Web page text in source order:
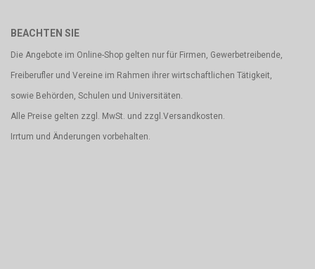
BEACHTEN SIE
Die Angebote im Online-Shop gelten nur für Firmen, Gewerbetreibende,
Freiberufler und Vereine im Rahmen ihrer wirtschaftlichen Tätigkeit,
sowie Behörden, Schulen und Universitäten.
Alle Preise gelten zzgl. MwSt. und zzgl.Versandkosten.
Irrtum und Änderungen vorbehalten.